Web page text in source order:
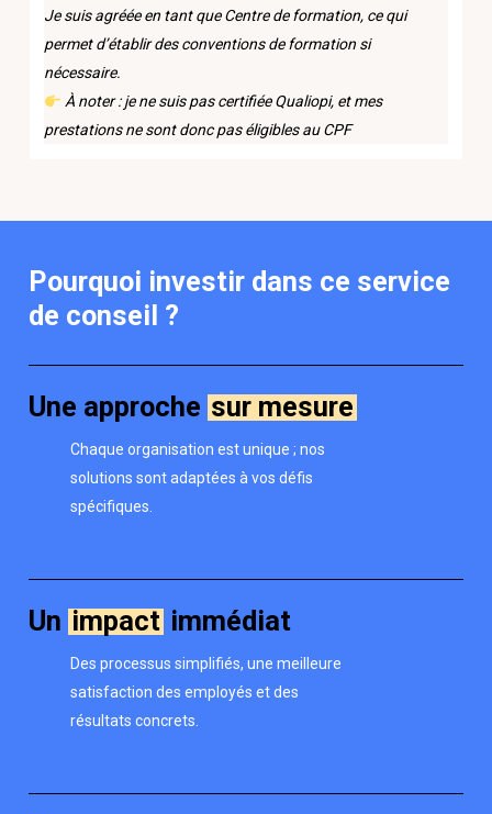
Je suis agréée en tant que Centre de formation, ce qui
permet d’établir des conventions de formation si
nécessaire.
À noter : je ne suis pas certifiée Qualiopi, et mes
prestations ne sont donc pas éligibles au CPF
Pourquoi investir dans ce service
de conseil ?
Une approche sur mesure
Chaque organisation est unique ; nos
solutions sont adaptées à vos défis
spécifiques.
Un impact immédiat
Des processus simplifiés, une meilleure
satisfaction des employés et des
résultats concrets.